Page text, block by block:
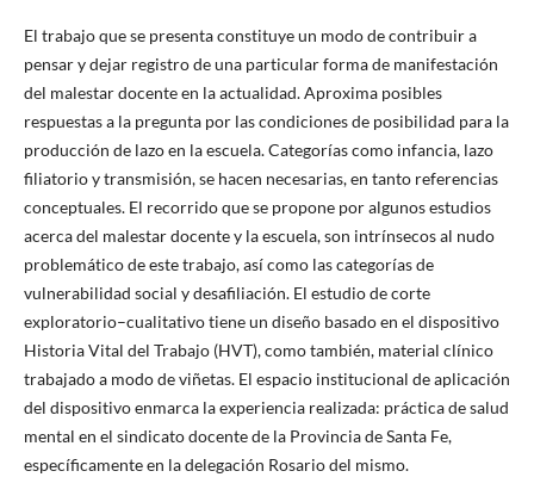
El trabajo que se presenta constituye un modo de contribuir a
pensar y dejar registro de una particular forma de manifestación
del malestar docente en la actualidad. Aproxima posibles
respuestas a la pregunta por las condiciones de posibilidad para la
producción de lazo en la escuela. Categorías como infancia, lazo
filiatorio y transmisión, se hacen necesarias, en tanto referencias
conceptuales. El recorrido que se propone por algunos estudios
acerca del malestar docente y la escuela, son intrínsecos al nudo
problemático de este trabajo, así como las categorías de
vulnerabilidad social y desafiliación. El estudio de corte
exploratorio–cualitativo tiene un diseño basado en el dispositivo
Historia Vital del Trabajo (HVT), como también, material clínico
trabajado a modo de viñetas. El espacio institucional de aplicación
del dispositivo enmarca la experiencia realizada: práctica de salud
mental en el sindicato docente de la Provincia de Santa Fe,
específicamente en la delegación Rosario del mismo.